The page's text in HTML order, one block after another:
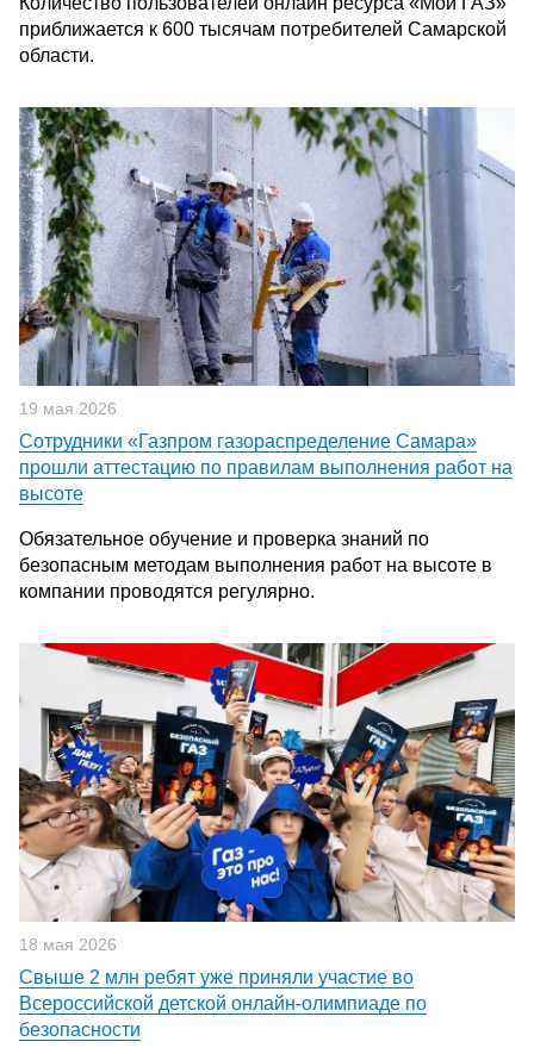
приближается к 600 тысячам потребителей Самарской
области.
19 мая 2026
Сотрудники «Газпром газораспределение Самара»
прошли аттестацию по правилам выполнения работ на
высоте
Обязательное обучение и проверка знаний по
безопасным методам выполнения работ на высоте в
компании проводятся регулярно.
18 мая 2026
Свыше 2 млн ребят уже приняли участие во
Всероссийской детской онлайн-олимпиаде по
безопасности